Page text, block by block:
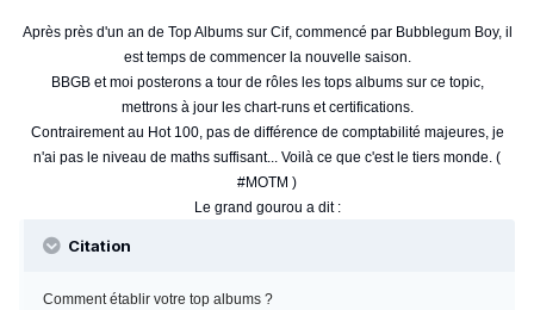
Après près d'un an de Top Albums sur Cif, commencé par Bubblegum Boy, il
est temps de commencer la nouvelle saison.
BBGB et moi posterons a tour de rôles les tops albums sur ce topic,
mettrons à jour les chart-runs et certifications.
Contrairement au Hot 100, pas de différence de comptabilité majeures, je
n'ai pas le niveau de maths suffisant... Voilà ce que c'est le tiers monde. (
#MOTM )
Le grand gourou a dit :
Citation
Comment établir votre top albums ?